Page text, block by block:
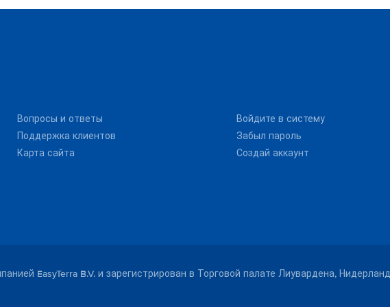
Вопросы и ответы
Поддержка клиентов
Карта сайта
Войдите в систему
Забыл пароль
Создай аккаунт
EasyTerra B.V. и зарегистрирован в Торговой палате Лиувардена,